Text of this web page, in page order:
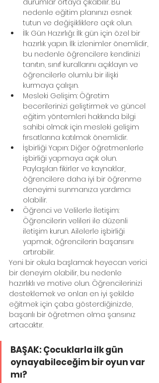
nedenle eğitim planınızı esnek
tutun ve değişikliklere açık olun.
İlk Gün Hazırlığı: İlk gün için özel bir
hazırlık yapın. İlk izlenimler önemlidir,
bu nedenle öğrencilere kendinizi
tanıtın, sınıf kurallarını açıklayın ve
öğrencilerle olumlu bir ilişki
kurmaya çalışın.
Mesleki Gelişim: Öğretim
becerilerinizi geliştirmek ve güncel
eğitim yöntemleri hakkında bilgi
sahibi olmak için mesleki gelişim
fırsatlarına katılmak önemlidir.
İşbirliği Yapın: Diğer öğretmenlerle
işbirliği yapmaya açık olun.
Paylaşılan fikirler ve kaynaklar,
öğrencilere daha iyi bir öğrenme
deneyimi sunmanıza yardımcı
olabilir.
Öğrenci ve Velilerle İletişim:
Öğrencilerin velileri ile düzenli
iletişim kurun. Ailelerle işbirliği
yapmak, öğrencilerin başarısını
artırabilir.
Yeni bir okula başlamak heyecan verici
bir deneyim olabilir, bu nedenle
hazırlıklı ve motive olun. Öğrencilerinizi
desteklemek ve onları en iyi şekilde
eğitmek için çaba gösterdiğinizde,
başarılı bir öğretmen olma şansınız
artacaktır.
BAŞAK: Çocuklarla ilk gün
oynayabileceğim bir oyun var
mı?